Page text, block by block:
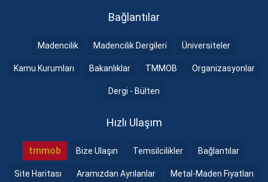
Bağlantılar
Madencilik Madencilik Dergileri Üniversiteler
Kamu Kurumları Bakanlıklar TMMOB Organizasyonlar
Dergi - Bülten
Hızlı Ulaşım
tmmob Bize Ulaşın Temsilcilikler Bağlantılar
Site Haritası Aramızdan Ayrılanlar Metal-Maden Fiyatları